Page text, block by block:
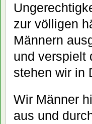
zur völligen
Männern
und verspielt
stehen wir in
Wir Männer
aus und